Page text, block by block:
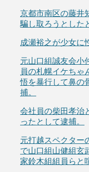
京都市南区の藤井
騙し取ろうとした
成瀬裕之が少女に
元山口組誠友会小
員の札幌イケちゃ
悟を暴行して鼻の
捕。
会社員の柴田孝治
ったとして逮捕。
元打越スペクター
で山口組山健組玄
家鈴木組組員らと